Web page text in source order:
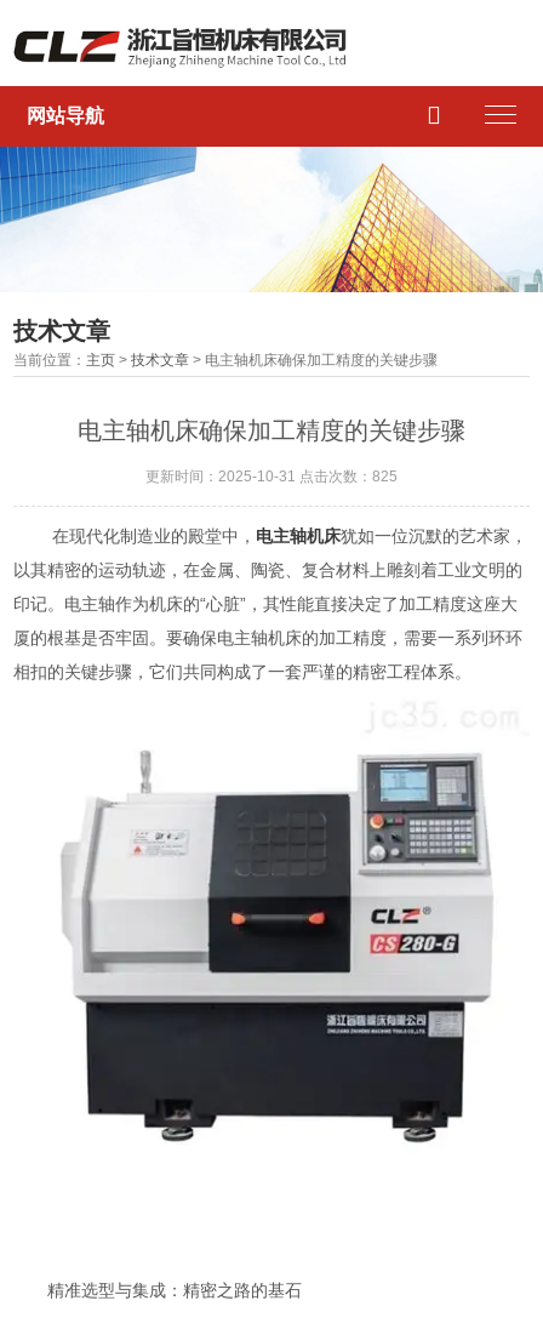
网站导航 
技术文章
当前位置： 主页 >技术文章 > 电主轴机床确保加工精度的关键步骤
电主轴机床确保加工精度的关键步骤
更新时间：2025-10-31 点击次数：825
在现代化制造业的殿堂中， 电主轴机床犹如一位沉默的艺术家，
以其精密的运动轨迹，在金属、陶瓷、复合材料上雕刻着工业文明的
印记。电主轴作为机床的“心脏”，其性能直接决定了加工精度这座大
厦的根基是否牢固。要确保电主轴机床的加工精度，需要一系列环环
相扣的关键步骤，它们共同构成了一套严谨的精密工程体系。
精准选型与集成：精密之路的基石